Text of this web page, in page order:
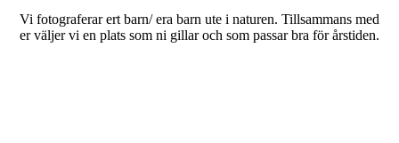
Vi fotograferar ert barn/ era barn ute i naturen. Tillsammans med
er väljer vi en plats som ni gillar och som passar bra för årstiden.